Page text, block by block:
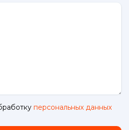
персональных данных